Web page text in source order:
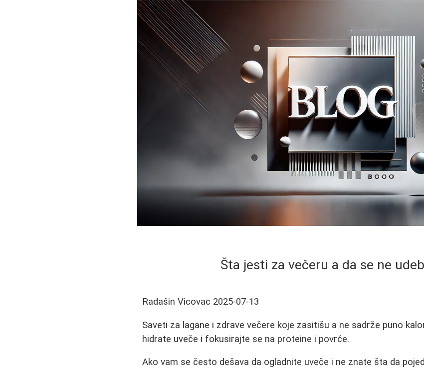
Šta jesti za večeru a da se ne
Radašin Vicovac 2025-07-13
Saveti za lagane i zdrave večere koje zasitišu a ne sadrže puno
hidrate uveče i fokusirajte se na proteine i povrće.
Ako vam se često dešava da ogladnite uveče i ne znate šta da